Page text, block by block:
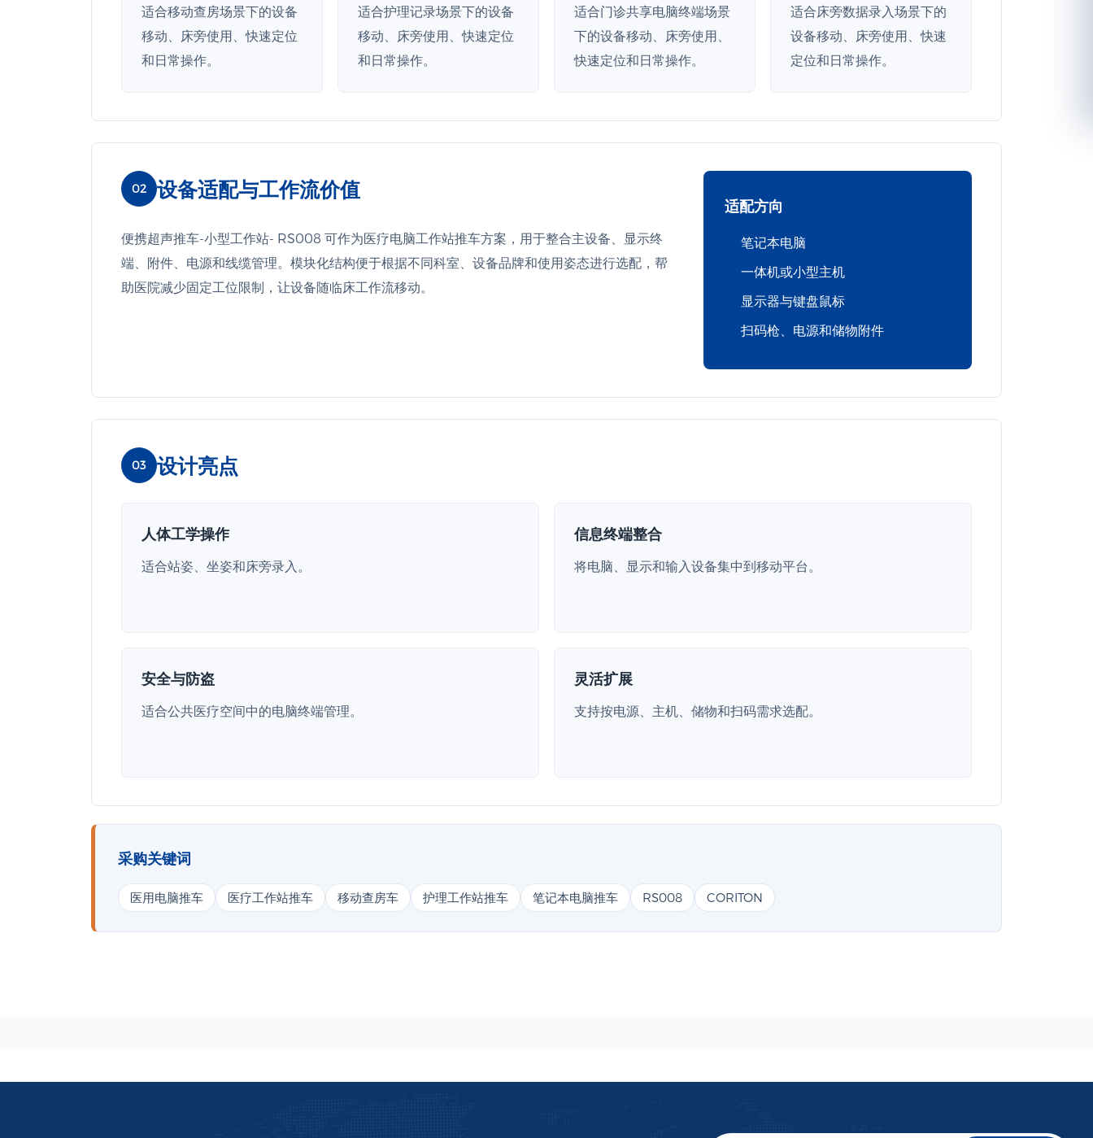
适合移动查房场景下的设备
移动、床旁使用、快速定位
和日常操作。
适合护理记录场景下的设备
移动、床旁使用、快速定位
和日常操作。
适合门诊共享电脑终端场景
下的设备移动、床旁使用、
快速定位和日常操作。
适合床旁数据录入场景下的
设备移动、床旁使用、快速
定位和日常操作。
02 设备适配与工作流价值
便携超声推车-小型工作站- RS008 可作为医疗电脑工作站推车方案，用于整合主设备、显示终
端、附件、电源和线缆管理。模块化结构便于根据不同科室、设备品牌和使用姿态进行选配，帮
助医院减少固定工位限制，让设备随临床工作流移动。
适配方向
笔记本电脑
一体机或小型主机
显示器与键盘鼠标
扫码枪、电源和储物附件
03 设计亮点
人体工学操作
适合站姿、坐姿和床旁录入。
信息终端整合
将电脑、显示和输入设备集中到移动平台。
安全与防盗
适合公共医疗空间中的电脑终端管理。
灵活扩展
支持按电源、主机、储物和扫码需求选配。
采购关键词
医用电脑推车 医疗工作站推车 移动查房车 护理工作站推车 笔记本电脑推车 RS008 CORITON